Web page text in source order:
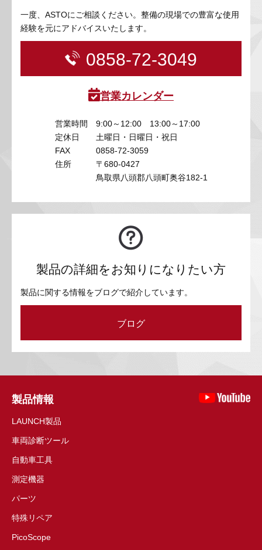
一度、ASTOにご相談ください。整備の現場での豊富な使用
経験を元にアドバイスいたします。
0858-72-3049
営業カレンダー
営業時間
9:00～12:00 13:00～17:00
定休日
土曜日・日曜日・祝日
FAX
0858-72-3059
住所
〒680-0427
鳥取県八頭郡八頭町奥谷182-1
製品の詳細をお知りになりたい方
製品に関する情報をブログで紹介しています。
ブログ
製品情報
LAUNCH製品
車両診断ツール
自動車工具
測定機器
パーツ
特殊リペア
PicoScope